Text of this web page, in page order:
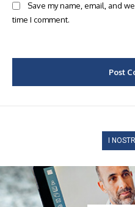
Save my name, email, and
time I comment.
I